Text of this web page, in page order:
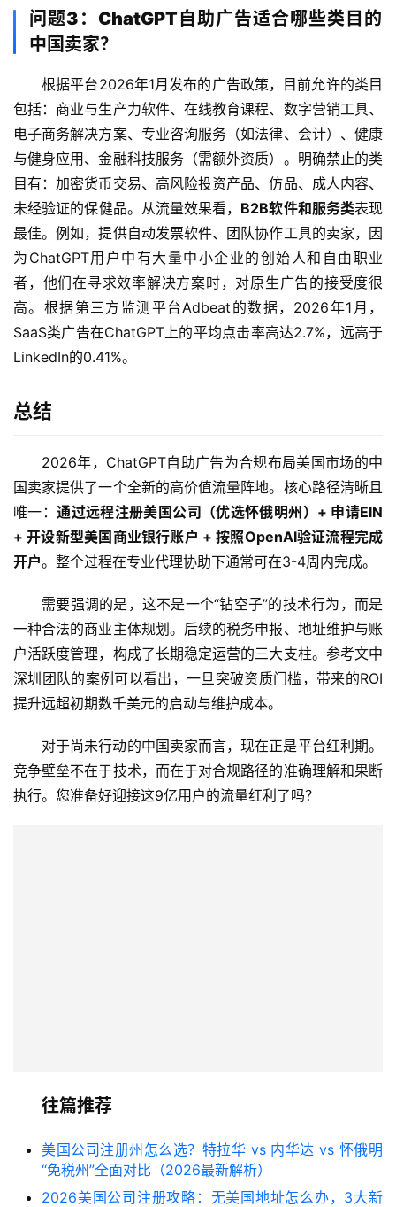
问题3：ChatGPT自助广告适合哪些类目的
中国卖家？
根据平台2026年1月发布的广告政策，目前允许的类目
包括：商业与生产力软件、在线教育课程、数字营销工具、
电子商务解决方案、专业咨询服务（如法律、会计）、健康
与健身应用、金融科技服务（需额外资质）。明确禁止的类
目有：加密货币交易、高风险投资产品、仿品、成人内容、
未经验证的保健品。从流量效果看， B2B软件和服务类表现
最佳。例如，提供自动发票软件、团队协作工具的卖家，因
为ChatGPT用户中有大量中小企业的创始人和自由职业
者，他们在寻求效率解决方案时，对原生广告的接受度很
高。根据第三方监测平台Adbeat的数据，2026年1月，
SaaS类广告在ChatGPT上的平均点击率高达2.7%，远高于
LinkedIn的0.41%。
总结
2026年，ChatGPT自助广告为合规布局美国市场的中
国卖家提供了一个全新的高价值流量阵地。核心路径清晰且
唯一：通过远程注册美国公司（优选怀俄明州）+ 申请EIN
+ 开设新型美国商业银行账户 + 按照OpenAI验证流程完成
开户。整个过程在专业代理协助下通常可在3-4周内完成。
需要强调的是，这不是一个“钻空子”的技术行为，而是
一种合法的商业主体规划。后续的税务申报、地址维护与账
户活跃度管理，构成了长期稳定运营的三大支柱。参考文中
深圳团队的案例可以看出，一旦突破资质门槛，带来的ROI
提升远超初期数千美元的启动与维护成本。
对于尚未行动的中国卖家而言，现在正是平台红利期。
竞争壁垒不在于技术，而在于对合规路径的准确理解和果断
执行。您准备好迎接这9亿用户的流量红利了吗？
往篇推荐
美国公司注册州怎么选？特拉华 vs 内华达 vs 怀俄明
“免税州”全面对比（2026最新解析）
2026美国公司注册攻略：无美国地址怎么办，3大新